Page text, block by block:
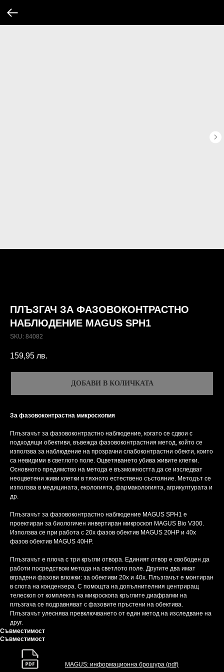
ПЛЪЗГАЧ ЗА ФАЗОВОКОНТРАСТНО
НАБЛЮДЕНИЕ MAGUS SPH1
SKU: 84082
159,95 лв.
ДОБАВИ В КОЛИЧКАТА
За фазовоконтрастна микроскопия
Плъзгачът за фазовоконтрастно наблюдение, когато се сдвои с
подходящи обективи, въвежда фазовоконтрастния метод, който се
използва за наблюдение на прозрачни слабоконтрастни обекти, които
са невидими в светлото поле. Оцветяването убива живите клетки.
Основното предимство на метода е възможността да се изследват
неоцветени живи клетки в тяхното естествено състояние. Методът се
използва в медицината, екологията, фармакологията, агрикултурата и
др.
Плъзгачът за фазовоконтрастно наблюдение MAGUS SPH1 е
проектиран за биологичен инвертиран микроскоп MAGUS Bio V300.
Използва се при работа с 20x фазов обектив MAGUS 20HP и 40x
фазов обектив MAGUS 40HP.
Плъзгачът е плоча с три кръгли отвора. Единият отвор е свободен да
работи посредством метода на светлото поле. Другите два имат
вградени фазови вложки: за обективи 20x и 40x. Плъзгачът е монтиран
в слота на кондензера. С помощта на допълнителния центриращ
телескоп от комплекта на микроскопа кръглите диафрагми на
плъзгача се подравняват с фазовите пръстени на обектива.
Плъзгачът улеснява превключването от един метод на изследване на
друг.
Съвместимост
Съвместимост
MAGUS: информационна брошура (pdf)